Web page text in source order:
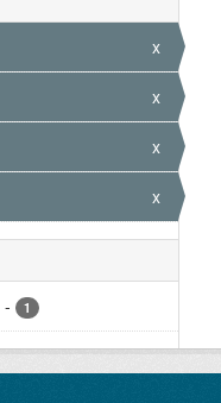
x
x
x
x
- 1